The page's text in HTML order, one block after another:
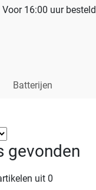
Voor 16:00 uur
Batterijen
gevonden
uit 0